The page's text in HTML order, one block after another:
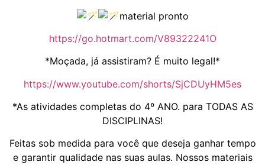
material pronto
https://go.hotmart.com/V89322241O
*Moçada, já assistiram? É muito legal!*
https://www.youtube.com/shorts/SjCDUyHM5es
*As atividades completas do 4º ANO. para TODAS AS
DISCIPLINAS!
Feitas sob medida para você que deseja ganhar tempo
e garantir qualidade nas suas aulas. Nossos materiais